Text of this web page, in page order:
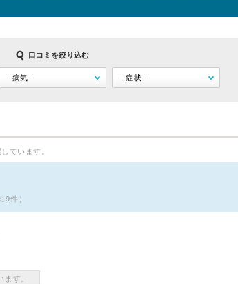
口コミを絞り込む
ています。
9件）
す。